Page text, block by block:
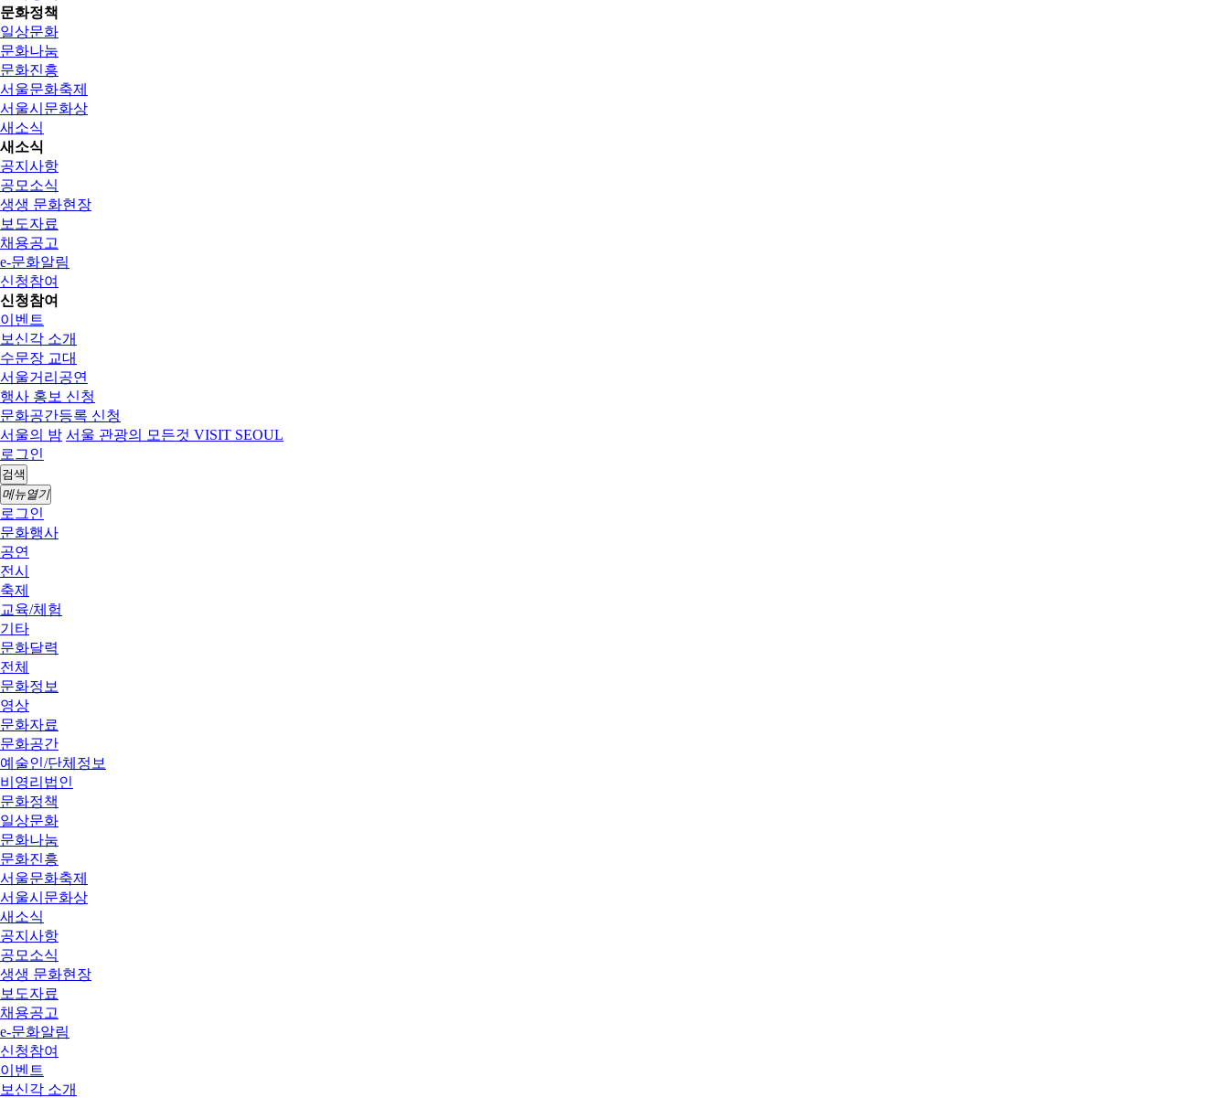
문화정책
일상문화
문화나눔
문화진흥
서울문화축제
서울시문화상
새소식
새소식
공지사항
공모소식
생생 문화현장
보도자료
채용공고
e-문화알림
신청참여
신청참여
이벤트
보신각 소개
수문장 교대
서울거리공연
행사 홍보 신청
문화공간등록 신청
서울의 밤 서울 관광의 모든것 VISIT SEOUL
로그인
검색
메뉴열기
로그인
문화행사
공연
전시
축제
교육/체험
기타
문화달력
전체
문화정보
영상
문화자료
문화공간
예술인/단체정보
비영리법인
문화정책
일상문화
문화나눔
문화진흥
서울문화축제
서울시문화상
새소식
공지사항
공모소식
생생 문화현장
보도자료
채용공고
e-문화알림
신청참여
이벤트
보신각 소개